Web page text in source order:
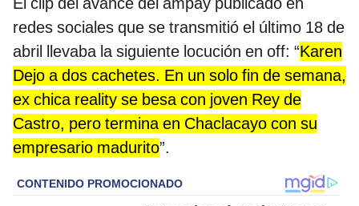
redes sociales que se transmitió el último 18 de
abril llevaba la siguiente locución en off: “Karen
Dejo a dos cachetes. En un solo fin de semana,
ex chica reality se besa con joven Rey de
Castro, pero termina en Chaclacayo con su
empresario madurito”.